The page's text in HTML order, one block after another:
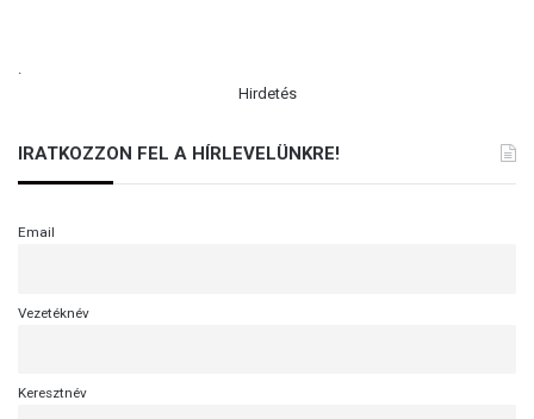
.
Hirdetés
IRATKOZZON FEL A HÍRLEVELÜNKRE!
Email
Vezetéknév
Keresztnév